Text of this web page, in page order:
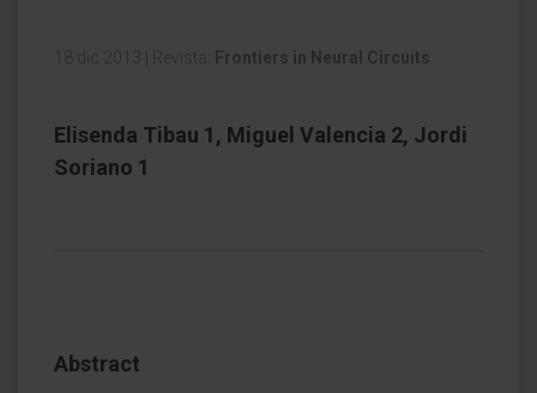
18 dic 2013 Revista: Frontiers in Neural Circuits
Elisenda Tibau 1, Miguel Valencia 2, Jordi
Soriano 1
Abstract